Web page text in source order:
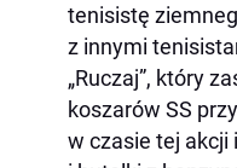
tenisistę
z innymi
„Ruczaj”, który
koszarów SS
w czasie tej akcji